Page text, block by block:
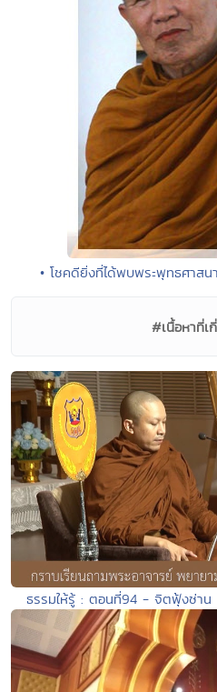
• โชคดียิ่งที่ได้พบพระพุทธศา
#เนื้อหาที่เ
ธรรมให้รู้ : ตอนที่94 - จิตฟุ้งซ่าน